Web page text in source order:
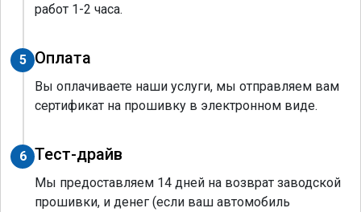
работ 1-2 часа.
5 Оплата
Вы оплачиваете наши услуги, мы отправляем вам
сертификат на прошивку в электронном виде.
6 Тест-драйв
Мы предоставляем 14 дней на возврат заводской
прошивки, и денег (если ваш автомобиль